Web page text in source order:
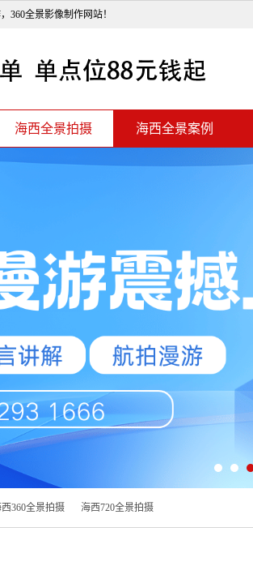
360全景影像制作网站！
海西全景拍摄 海西全景案例
360全景拍摄 海西720全景拍摄